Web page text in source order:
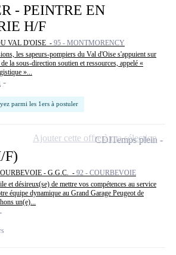
- PEINTRE EN
H/F
VAL D'OISE - 95 - MONTMORENCY
les sapeurs-pompiers du Val d'Oise s'appuient sur
la sous-direction soutien et ressources, appelé «
»...
parmi les 1ers à postuler
F)
- G.G.C. - 92 - COURBEVOIE
et désireux(se) de mettre vos compétences au service
équipe dynamique au Grand Garage Peugeot de
un(e)...
CDITemps plein
Ajouter cette offre à ma sélection